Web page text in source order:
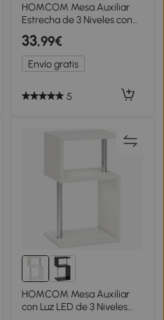
HOMCOM Mesa Auxiliar
Estrecha de 3 Niveles con
Estantes Abiertos y
Estructura de Acero para
Salón Dormitorio
43x18x62,5cm Negro
33,99€
Envío gratis
5
HOMCOM Mesa Auxiliar
con Luz LED de 3 Niveles